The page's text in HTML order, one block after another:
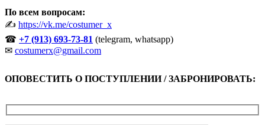
По всем вопросам:
✍ https://vk.me/costumer_x
☎ +7 (913) 693-73-81 (telegram, whatsapp)
✉ costumerx@gmail.com
ОПОВЕСТИТЬ О ПОСТУПЛЕНИИ / ЗАБРОНИРОВАТЬ: